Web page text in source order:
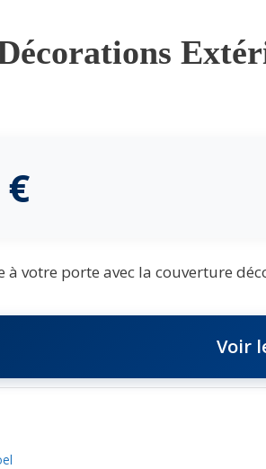
€
à votre porte avec la couverture
Voir